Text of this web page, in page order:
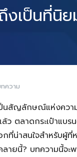
งเป็นที่นิ
ความ
ป็นสัญลักษณ์แห่งควา
ว ตลาดกระเป๋าแบ
ที่น่าสนใจสำหรับผู้ที่
ายนี้? บทความนี้จะ